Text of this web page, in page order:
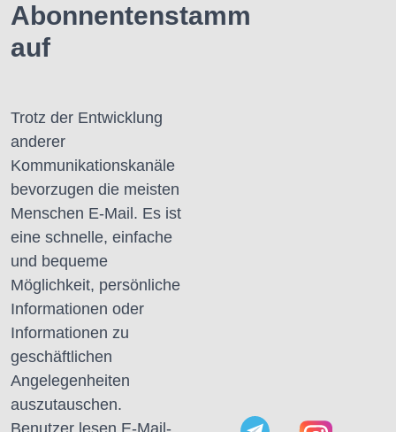
Abonnentenstamm
auf
Trotz der Entwicklung
anderer
Kommunikationskanäle
bevorzugen die meisten
Menschen E-Mail. Es ist
eine schnelle, einfache
und bequeme
Möglichkeit, persönliche
Informationen oder
Informationen zu
geschäftlichen
Angelegenheiten
auszutauschen.